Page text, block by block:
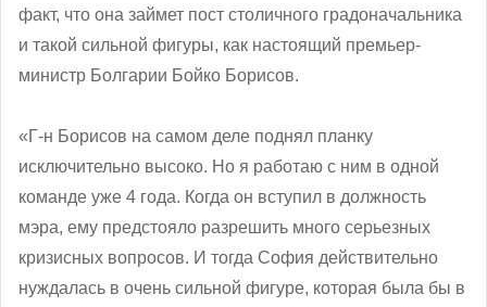
факт, что она займет пост столичного градоначальника
и такой сильной фигуры, как настоящий премьер-
министр Болгарии Бойко Борисов.
«Г-н Борисов на самом деле поднял планку
исключительно высоко. Но я работаю с ним в одной
команде уже 4 года. Когда он вступил в должность
мэра, ему предстояло разрешить много серьезных
кризисных вопросов. И тогда София действительно
нуждалась в очень сильной фигуре, которая была бы в